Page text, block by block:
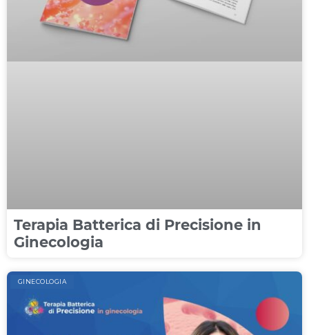
Terapia Batterica di Precisione in
Ginecologia
GINECOLOGIA